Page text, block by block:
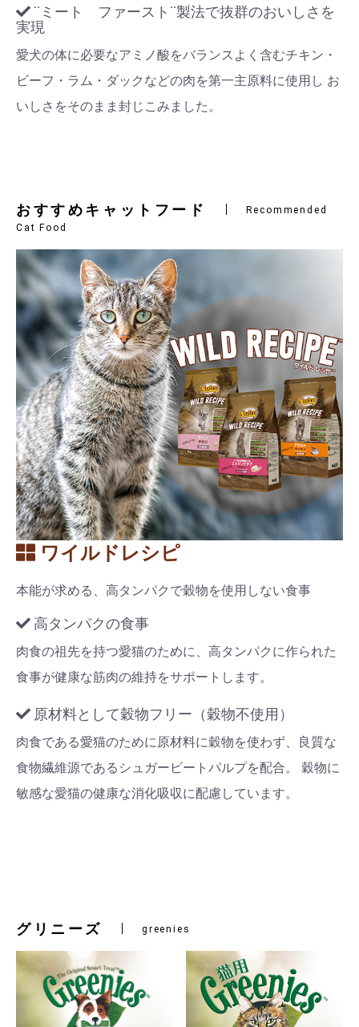
¨ミート ファースト¨製法で抜群のおいしさを
実現
愛犬の体に必要なアミノ酸をバランスよく含むチキン・
ビーフ・ラム・ダックなどの肉を第一主原料に使用し お
いしさをそのまま封じこみました。
おすすめキャットフード
Recommended
Cat Food
ワイルドレシピ
本能が求める、高タンパクで穀物を使用しない食事
高タンパクの食事
肉食の祖先を持つ愛猫のために、高タンパクに作られた
食事が健康な筋肉の維持をサポートします。
原材料として穀物フリー（穀物不使用）
肉食である愛猫のために原材料に穀物を使わず、良質な
食物繊維源であるシュガービートパルプを配合。 穀物に
敏感な愛猫の健康な消化吸収に配慮しています。
グリニーズ greenies